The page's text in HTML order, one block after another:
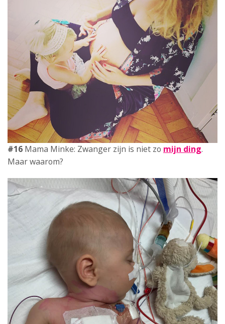
#17Mama Minke: Mijn kleine grote held kreeg een
open hartoperatie
. Daar lag je dan met toeters en
bellen….